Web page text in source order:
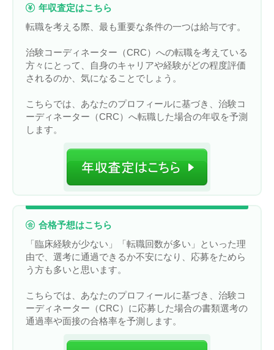
年収査定はこちら
転職を考える際、最も重要な条件の一つは給与です。
治験コーディネーター（CRC）への転職を考えている
方々にとって、自身のキャリアや経験がどの程度評価
されるのか、気になることでしょう。
こちらでは、あなたのプロフィールに基づき、治験コ
ーディネーター（CRC）へ転職した場合の年収を予測
します。
合格予想はこちら
「臨床経験が少ない」「転職回数が多い」といった理
由で、選考に通過できるか不安になり、応募をためら
う方も多いと思います。
こちらでは、あなたのプロフィールに基づき、治験コ
ーディネーター（CRC）に応募した場合の書類選考の
通過率や面接の合格率を予測します。